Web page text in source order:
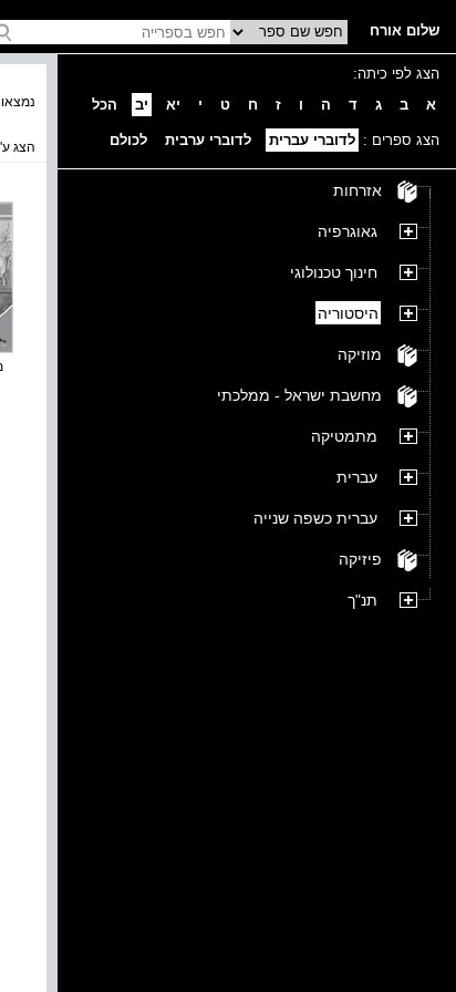
שלום אורח
הצג לפי כיתה:
א
ב ג ד ה ו ז ח ט י יא יב הכל
הצג ספרים : לדוברי עברית לדוברי ערבית לכולם
אזרחות
גאוגרפיה
חינוך טכנולוגי
היסטוריה
מוזיקה
מחשבת ישראל - ממלכתי
מתמטיקה
עברית
עברית כשפה שנייה
פיזיקה
תנ"ך
נמצאו 4 ספרים בקטגוריה
הצג